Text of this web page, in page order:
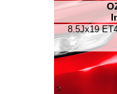
8.5Jx19